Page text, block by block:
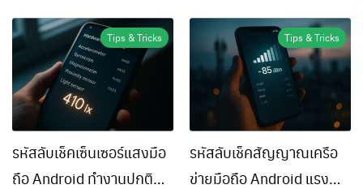
ยังไง
Tips & Tricks
รหัสลับเช็คเซ็นเซอร์แสงมือ
ถือ Android ทำงานปกติ
Tips & Tricks
รหัสลับเช็คสัญญาณเครือ
ข่ายมือถือ Android แรง